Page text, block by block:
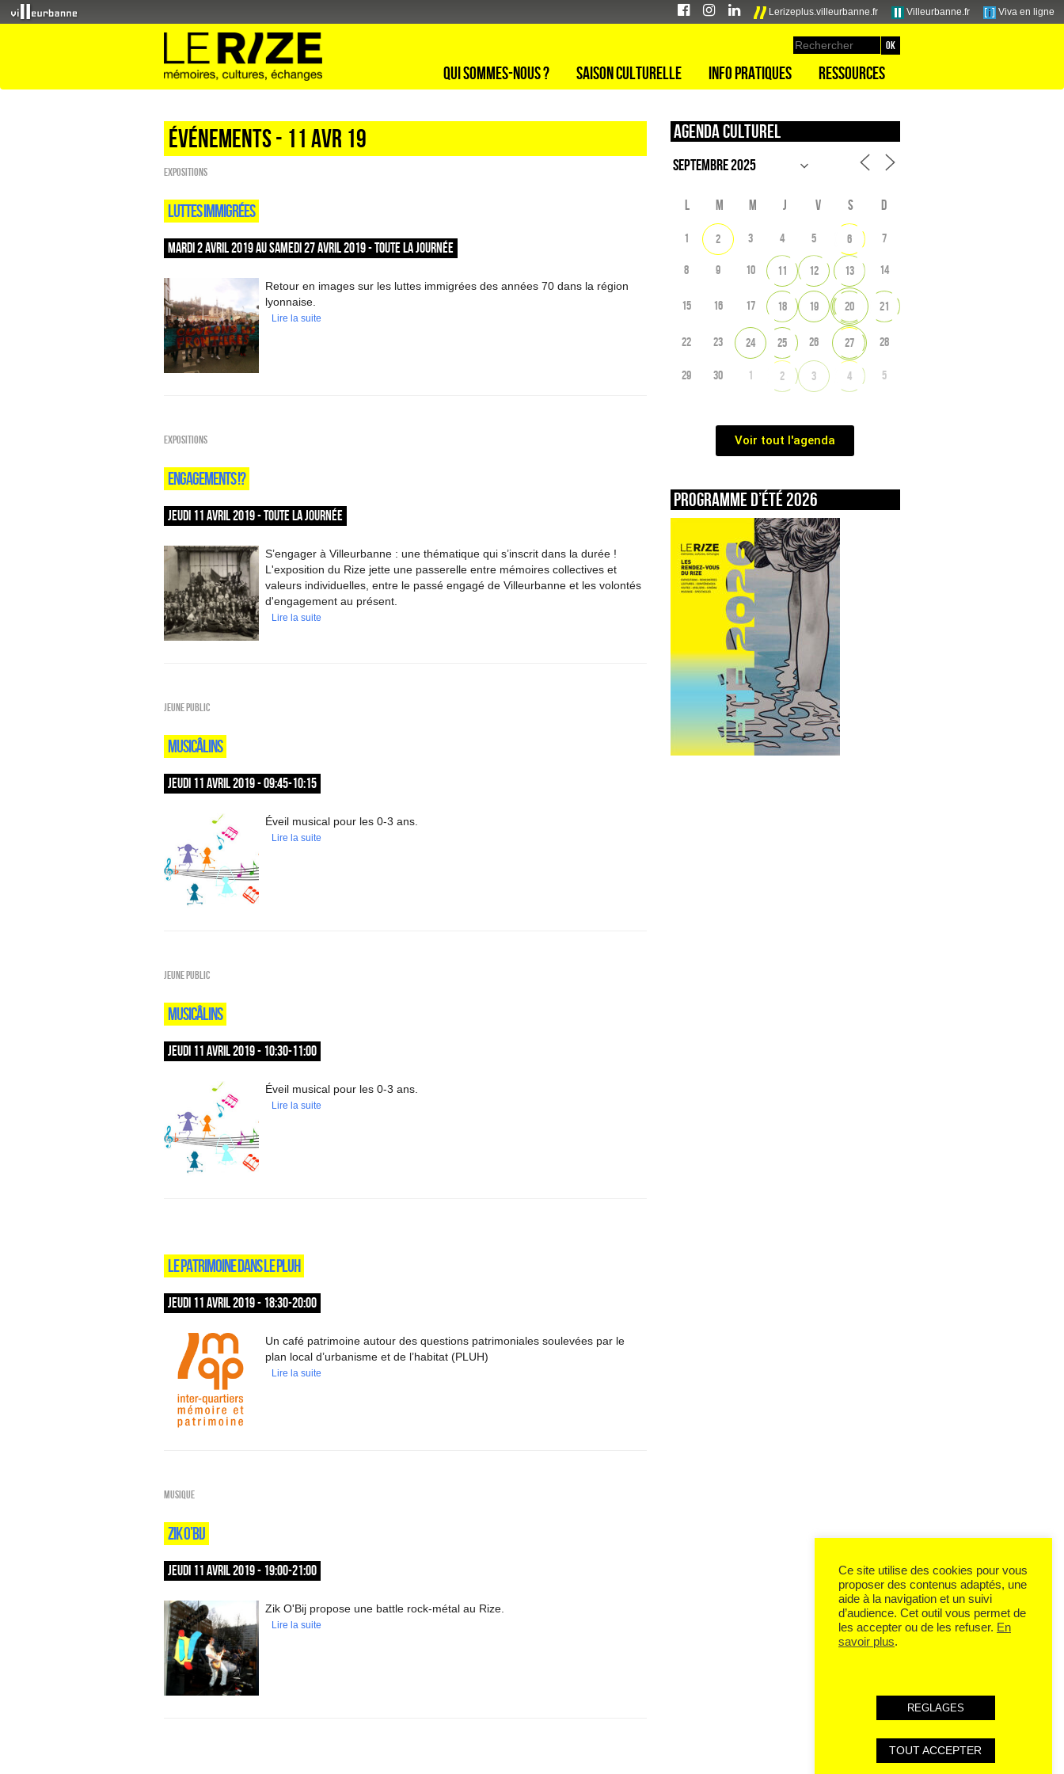
Lerizeplus.villeurbanne.fr Villeurbanne.fr Viva en ligne
Qui sommes-nous ? Saison culturelle Info pratiques Ressources
Événements - 11 Avr 19
EXPOSITIONS
LUTTES IMMIGRÉES
MARDI 2 AVRIL 2019 AU SAMEDI 27 AVRIL 2019 - TOUTE LA JOURNÉE
Retour en images sur les luttes immigrées des années 70 dans la région
lyonnaise.
Lire la suite
EXPOSITIONS
ENGAGEMENTS !?
JEUDI 11 AVRIL 2019 - TOUTE LA JOURNÉE
S’engager à Villeurbanne : une thématique qui s’inscrit dans la durée !
L'exposition du Rize jette une passerelle entre mémoires collectives et
valeurs individuelles, entre le passé engagé de Villeurbanne et les volontés
d'engagement au présent.
Lire la suite
Jeune public
MUSICÂLINS
JEUDI 11 AVRIL 2019 - 09:45-10:15
Éveil musical pour les 0-3 ans.
Lire la suite
Jeune public
MUSICÂLINS
JEUDI 11 AVRIL 2019 - 10:30-11:00
Éveil musical pour les 0-3 ans.
Lire la suite
LE PATRIMOINE DANS LE PLUH
JEUDI 11 AVRIL 2019 - 18:30-20:00
Un café patrimoine autour des questions patrimoniales soulevées par le
plan local d’urbanisme et de l’habitat (PLUH)
Lire la suite
Musique
ZIK O’BIJ
JEUDI 11 AVRIL 2019 - 19:00-21:00
Zik O'Bij propose une battle rock-métal au Rize.
Lire la suite
Agenda culturel
L M M J V S D
1 2 3 4 5 6 7
8 9 10 11 12 13 14
15 16 17 18 19 20 21
22 23 24 25 26 27 28
29 30 1 2 3 4 5
Voir tout l'agenda
Programme d’été 2026
Ce site utilise des cookies pour vous
proposer des contenus adaptés, une
aide à la navigation et un suivi
d’audience. Cet outil vous permet de
les accepter ou de les refuser. En
savoir plus.
REGLAGES
TOUT ACCEPTER